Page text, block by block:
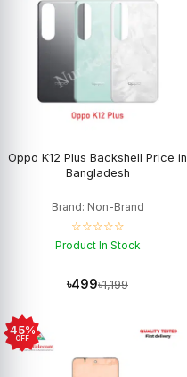
Oppo K12 Plus Backshell Price in
Bangladesh
Brand: Non-Brand
☆☆☆☆☆
Product In Stock
৳499৳1,199
45%
OFF